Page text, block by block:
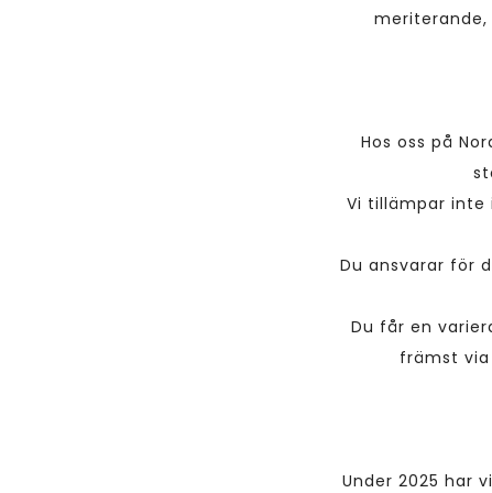
Hos oss på
Vi tillämpar inte
Du ansvarar för
Du får en
främst
Under 2025 har